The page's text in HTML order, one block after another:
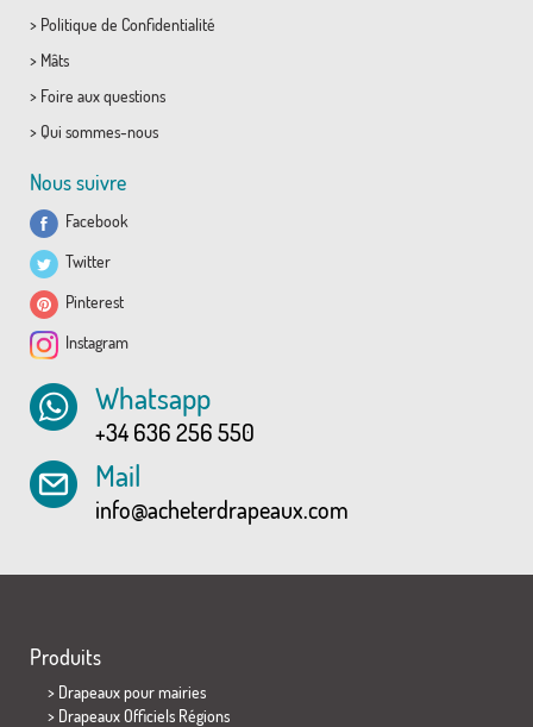
> Politique de Confidentialité
> Mâts
> Foire aux questions
> Qui sommes-nous
Nous suivre
Facebook
Twitter
Pinterest
Instagram
Whatsapp
+34 636 256 550
Mail
info@acheterdrapeaux.com
Produits
> Drapeaux pour mairies
> Drapeaux Officiels Régions